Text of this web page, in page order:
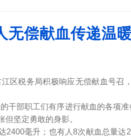
偿献血传递温暖
税务局积极响应无偿献血号召
部职工们有序进行献血的各项
但坚定勇敢的身影。
毫升；也有人8次献血总量达